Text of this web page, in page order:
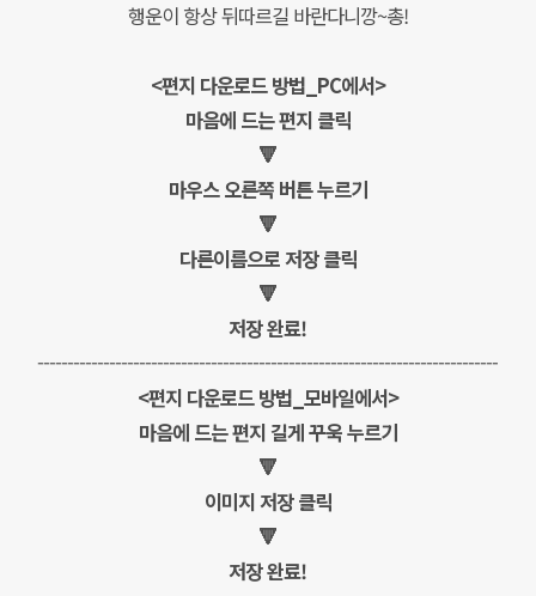
행운이 항상 뒤따르길 바란다니깡~총!
<편지 다운로드 방법_PC에서>
마음에 드는 편지 클릭
🔻
마우스 오른쪽 버튼 누르기
🔻
다른이름으로 저장 클릭
🔻
저장 완료!
-----------------------------------------------------------------------------
<편지 다운로드 방법_모바일에서>
마음에 드는 편지 길게 꾸욱 누르기
🔻
이미지 저장 클릭
🔻
저장 완료!